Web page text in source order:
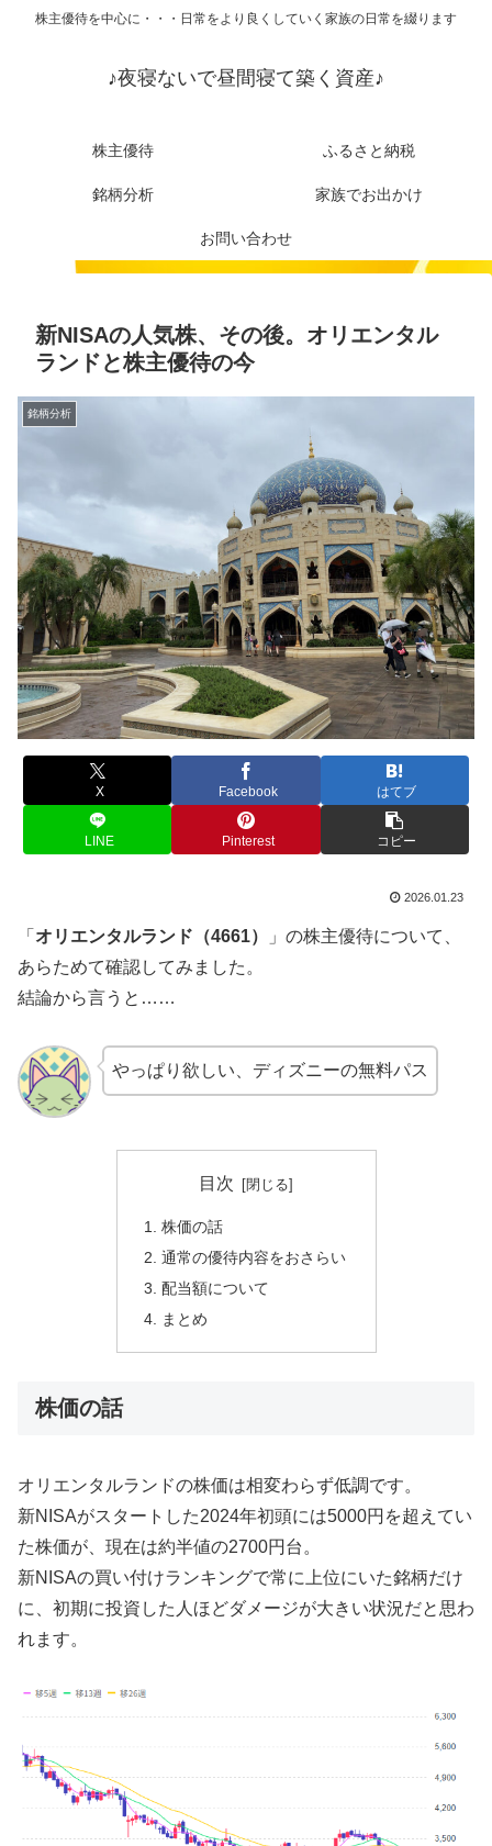
株主優待を中心に・・・日常をより良くしていく家族の日常を綴ります
♪夜寝ないで昼間寝て築く資産♪
株主優待 ふるさと納税
銘柄分析 家族でお出かけ
お問い合わせ
新NISAの人気株、その後。オリエンタル
ランドと株主優待の今
銘柄分析
X Facebook はてブ
LINE Pinterest コピー
2026.01.23
「 オリエンタルランド（4661）
」の株主優待について、
あらためて確認してみました。
結論から言うと……
やっぱり欲しい、ディズニーの無料パス
目次
株価の話
通常の優待内容をおさらい
配当額について
まとめ
株価の話
オリエンタルランドの株価は相変わらず低調です。
新NISAがスタートした2024年初頭には5000円を超えてい
た株価が、現在は約半値の2700円台。
新NISAの買い付けランキングで常に上位にいた銘柄だけ
に、初期に投資した人ほどダメージが大きい状況だと思わ
れます。